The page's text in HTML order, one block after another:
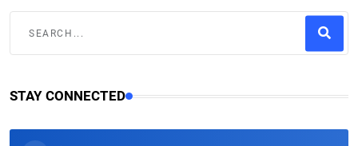
STAY CONNECTED